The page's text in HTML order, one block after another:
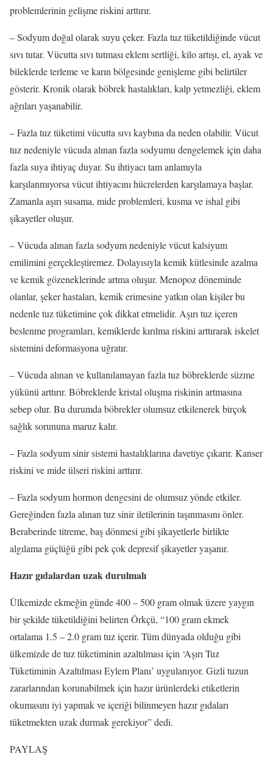
problemlerinin gelişme riskini arttırır.
– Sodyum doğal olarak suyu çeker. Fazla tuz tüketildiğinde vücut
sıvı tutar. Vücutta sıvı tutması eklem sertliği, kilo artışı, el, ayak ve
bileklerde terleme ve karın bölgesinde genişleme gibi belirtiler
gösterir. Kronik olarak böbrek hastalıkları, kalp yetmezliği, eklem
ağrıları yaşanabilir.
– Fazla tuz tüketimi vücutta sıvı kaybına da neden olabilir. Vücut
tuz nedeniyle vücuda alınan fazla sodyumu dengelemek için daha
fazla suya ihtiyaç duyar. Su ihtiyacı tam anlamıyla
karşılanmıyorsa vücut ihtiyacını hücrelerden karşılamaya başlar.
Zamanla aşırı susama, mide problemleri, kusma ve ishal gibi
şikayetler oluşur.
– Vücuda alınan fazla sodyum nedeniyle vücut kalsiyum
emilimini gerçekleştiremez. Dolayısıyla kemik kütlesinde azalma
ve kemik gözeneklerinde artma oluşur. Menopoz döneminde
olanlar, şeker hastaları, kemik erimesine yatkın olan kişiler bu
nedenle tuz tüketimine çok dikkat etmelidir. Aşırı tuz içeren
beslenme programları, kemiklerde kırılma riskini arttırarak iskelet
sistemini deformasyona uğratır.
– Vücuda alınan ve kullanılamayan fazla tuz böbreklerde süzme
yükünü arttırır. Böbreklerde kristal oluşma riskinin artmasına
sebep olur. Bu durumda böbrekler olumsuz etkilenerek birçok
sağlık sorununa maruz kalır.
– Fazla sodyum sinir sistemi hastalıklarına davetiye çıkarır. Kanser
riskini ve mide ülseri riskini arttırır.
– Fazla sodyum hormon dengesini de olumsuz yönde etkiler.
Gereğinden fazla alınan tuz sinir iletilerinin taşınmasını önler.
Beraberinde titreme, baş dönmesi gibi şikayetlerle birlikte
algılama güçlüğü gibi pek çok depresif şikayetler yaşanır.
Hazır gıdalardan uzak durulmalı
Ülkemizde ekmeğin günde 400 – 500 gram olmak üzere yaygın
bir şekilde tüketildiğini belirten Örkçü, “100 gram ekmek
ortalama 1.5 – 2.0 gram tuz içerir. Tüm dünyada olduğu gibi
ülkemizde de tuz tüketiminin azaltılması için ‘Aşırı Tuz
Tüketiminin Azaltılması Eylem Planı’ uygulanıyor. Gizli tuzun
zararlarından korunabilmek için hazır ürünlerdeki etiketlerin
okumasını iyi yapmak ve içeriği bilinmeyen hazır gıdaları
tüketmekten uzak durmak gerekiyor” dedi.
PAYLAŞ